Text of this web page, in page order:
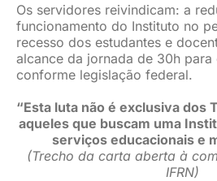
Os servidores reivindicam: a
funcionamento do Instituto no
recesso dos estudantes e
alcance da jornada de 30h para
conforme legislação federal.
“Esta luta não é exclusiva dos
aqueles que buscam uma
serviços educacionais e
(Trecho da carta aberta à
IFRN)